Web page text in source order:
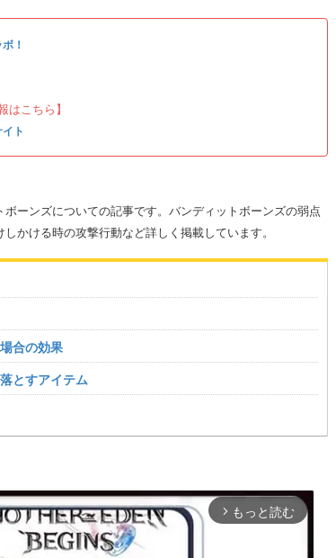
！
はこちら】
ト
ーンズについての記事です。バンディットボーンズの弱点
かける時の攻撃行動など詳しく掲載しています。
合の効果
とすアイテム
arrow_forward_ios もっと読む